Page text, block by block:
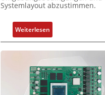
s
n
ü
b
e
f
r
e
r
L
e
Systemlayout abzustimmen.
Weiterlesen
F
l
x
i